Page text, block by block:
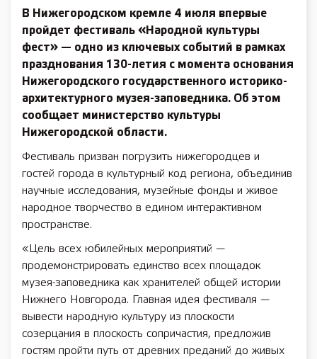
В Нижегородском кремле 4 июля впервые
пройдет фестиваль «Народной культуры
фест» — одно из ключевых событий в рамках
празднования 130-летия с момента основания
Нижегородского государственного историко-
архитектурного музея-заповедника. Об этом
сообщает министерство культуры
Нижегородской области.
Фестиваль призван погрузить нижегородцев и
гостей города в культурный код региона, объединив
научные исследования, музейные фонды и живое
народное творчество в едином интерактивном
пространстве.
«Цель всех юбилейных мероприятий —
продемонстрировать единство всех площадок
музея-заповедника как хранителей общей истории
Нижнего Новгорода. Главная идея фестиваля —
вывести народную культуру из плоскости
созерцания в плоскость сопричастия, предложив
гостям пройти путь от древних преданий до живых